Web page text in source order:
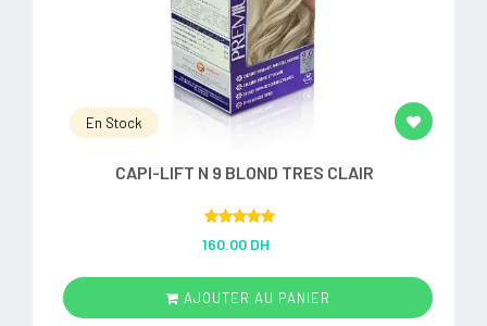
En Stock
CAPI-LIFT N 9 BLOND TRES CLAIR
out of 5
160.00 DH
AJOUTER AU PANIER